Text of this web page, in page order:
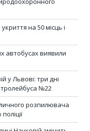
на 50 місць і
автобусах виявили
у Львові: три дні
№22
розпилювача